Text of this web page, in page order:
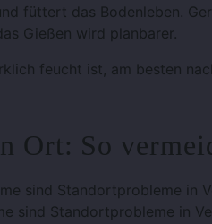
füttert das Bodenleben.
Gießen wird planbarer.
feucht ist, am besten
So
sind Standortprobleme in